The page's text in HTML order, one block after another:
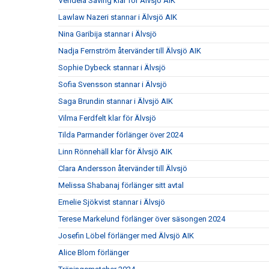
Lawlaw Nazeri stannar i Älvsjö AIK
Nina Garibija stannar i Älvsjö
Nadja Fernström återvänder till Älvsjö AIK
Sophie Dybeck stannar i Älvsjö
Sofia Svensson stannar i Älvsjö
Saga Brundin stannar i Älvsjö AIK
Vilma Ferdfelt klar för Älvsjö
Tilda Parmander förlänger över 2024
Linn Rönnehäll klar för Älvsjö AIK
Clara Andersson återvänder till Älvsjö
Melissa Shabanaj förlänger sitt avtal
Emelie Sjökvist stannar i Älvsjö
Terese Markelund förlänger över säsongen 2024
Josefin Löbel förlänger med Älvsjö AIK
Alice Blom förlänger